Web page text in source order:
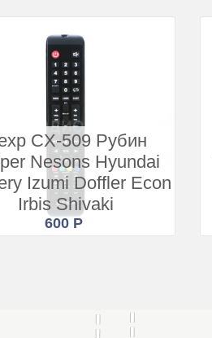
CX-509 Рубин
Nesons Hyundai
Izumi Doffler Econ
Irbis Shivaki
600 Р